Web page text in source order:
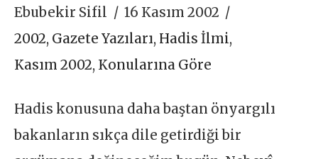
Ebubekir Sifil
16 Kasım 2002
2002, Gazete Yazıları, Hadis İlmi,
Kasım 2002, Konularına Göre
Hadis konusuna daha baştan önyargılı
bakanların sıkça dile getirdiği bir